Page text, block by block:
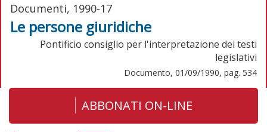
Documenti, 1990-17
Le persone giuridiche
Pontificio consiglio per l'interpretazione dei testi
legislativi
Documento, 01/09/1990, pag. 534
ABBONATI ON-LINE